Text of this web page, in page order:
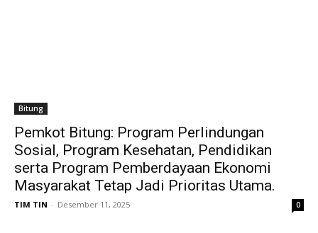
Bitung
Pemkot Bitung: Program Perlindungan
Sosial, Program Kesehatan, Pendidikan
serta Program Pemberdayaan Ekonomi
Masyarakat Tetap Jadi Prioritas Utama.
TIM TIN - Desember 11, 2025 0